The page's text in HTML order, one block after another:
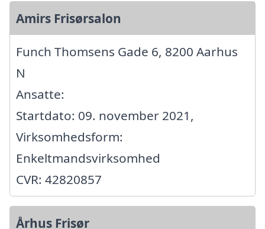
Amirs Frisørsalon
Funch Thomsens Gade 6, 8200 Aarhus
N
Ansatte:
Startdato: 09. november 2021,
Virksomhedsform:
Enkeltmandsvirksomhed
CVR: 42820857
Århus Frisør